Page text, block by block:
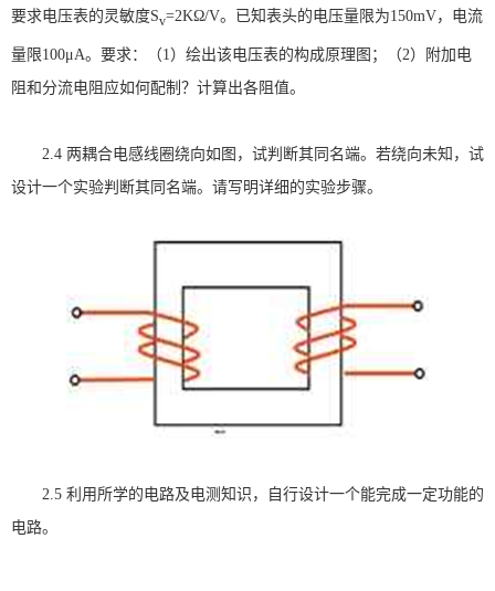
要求电压表的灵敏度Sv=2KΩ/V。已知表头的电压量限为150mV，电流
量限100μA。要求：（1）绘出该电压表的构成原理图；（2）附加电
阻和分流电阻应如何配制？计算出各阻值。
2.4 两耦合电感线圈绕向如图，试判断其同名端。若绕向未知，试
设计一个实验判断其同名端。请写明详细的实验步骤。
2.5 利用所学的电路及电测知识，自行设计一个能完成一定功能的
电路。